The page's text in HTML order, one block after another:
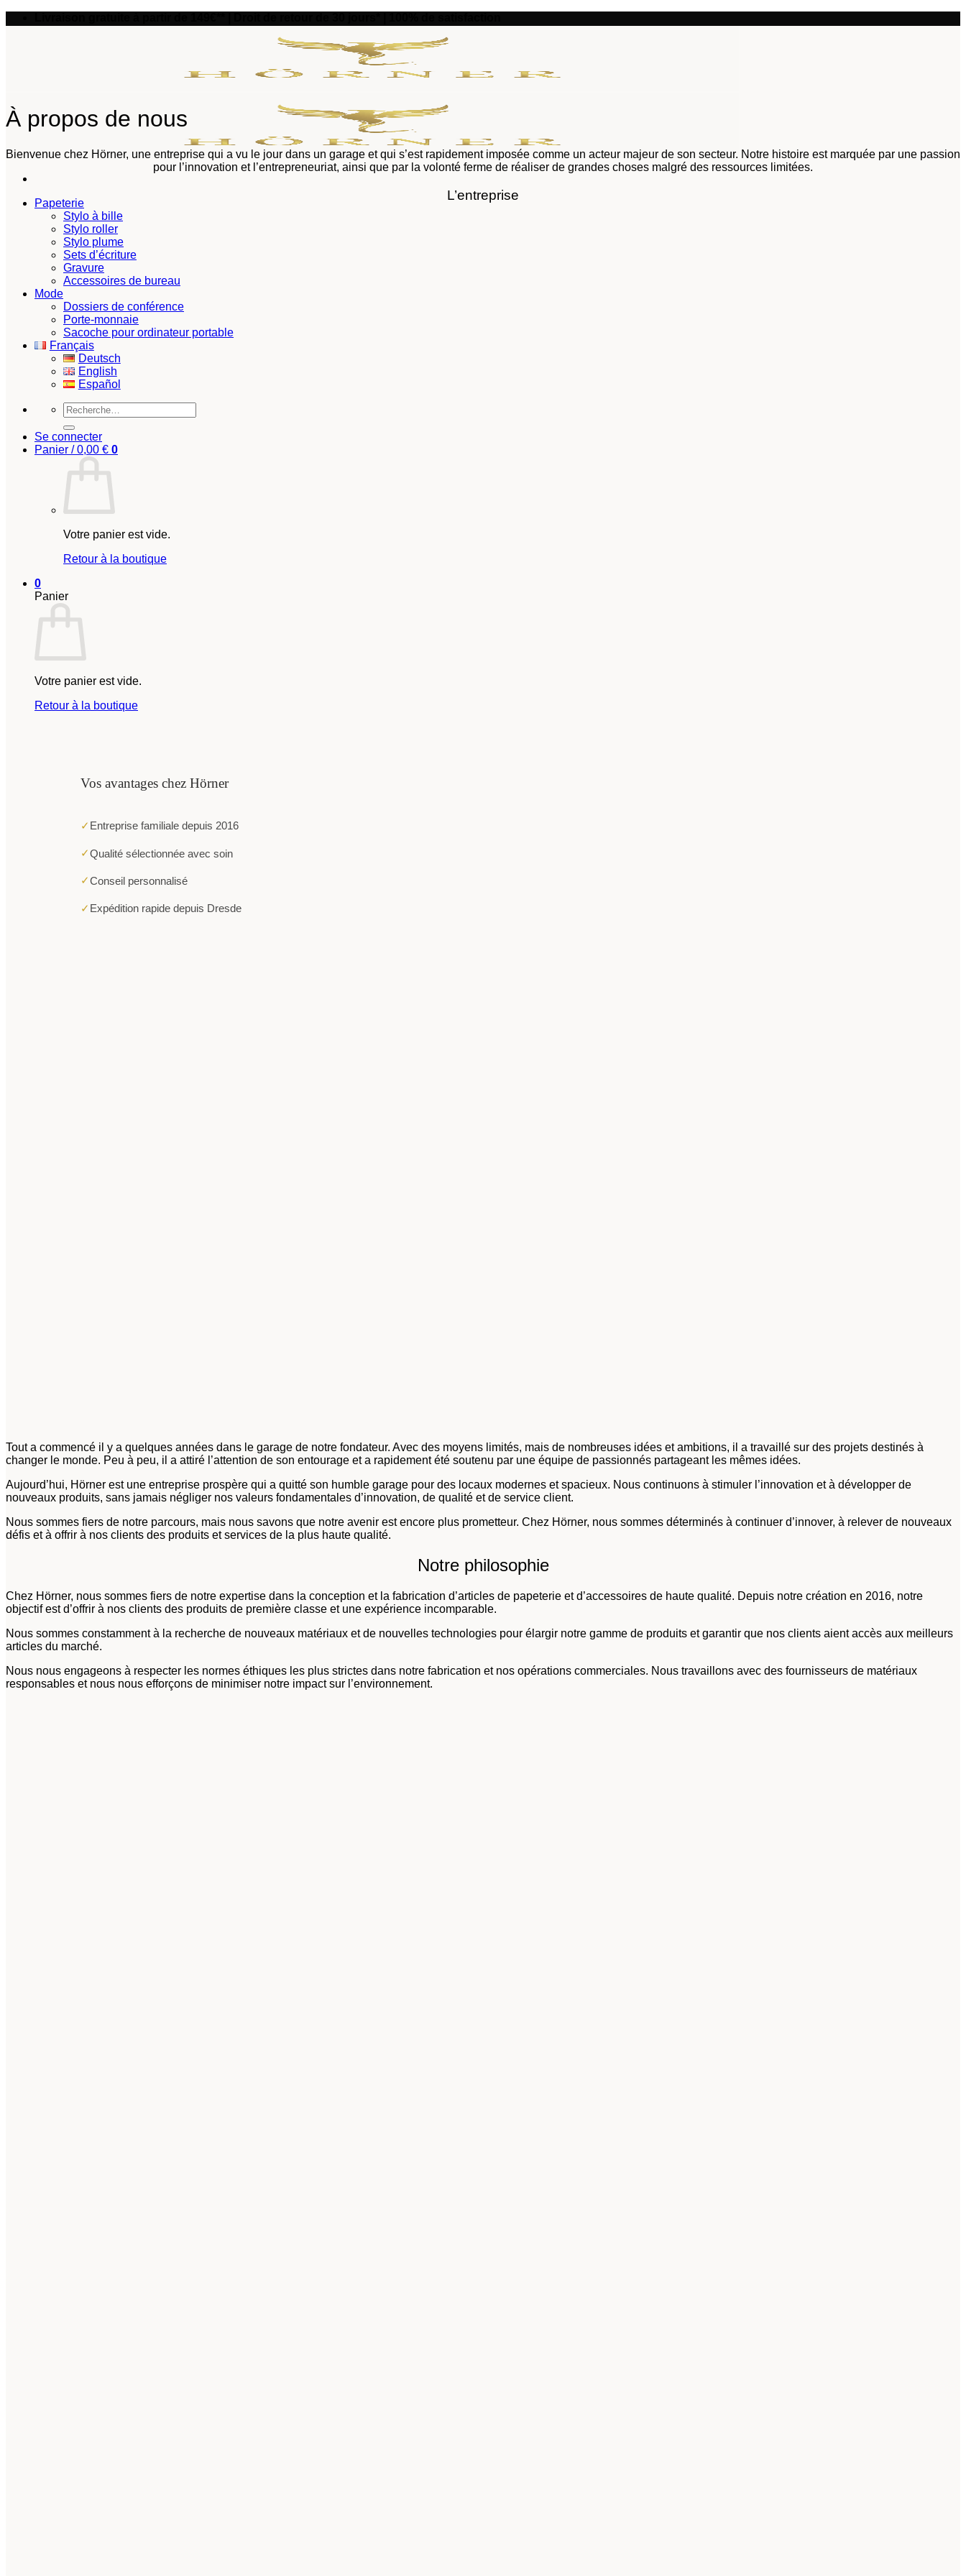
au
Papeterie
Stylo à bille
Stylo roller
Stylo plume
Sets d’écriture
Gravure
Accessoires de bureau
Mode
Dossiers de conférence
Porte-monnaie
Sacoche pour ordinateur portable
Français
Deutsch
English
Español
Recherche
pour :
Se connecter
Panier /0,00 € 0
Votre panier est vide.
Retour à la boutique
0
Panier
Votre panier est vide.
Retour à la boutique
Vos avantages chez Hörner
✓ Entreprise familiale depuis 2016
✓Qualité sélectionnée avec soin
✓Conseil personnalisé
✓ Expédition rapide depuis Dresde
À propos de nous
Bienvenue chez Hörner, une entreprise qui a vu le jour dans un garage et qui s’est rapidement imposée comme un acteur majeur de son secteur. Notre histoire est marquée par une passion
pour l’innovation et l’entrepreneuriat, ainsi que par la volonté ferme de réaliser de grandes choses malgré des ressources limitées.
L’entreprise
Tout a commencé il y a quelques années dans le garage de notre fondateur. Avec des moyens limités, mais de nombreuses idées et ambitions, il a travaillé sur des projets destinés à
changer le monde. Peu à peu, il a attiré l’attention de son entourage et a rapidement été soutenu par une équipe de passionnés partageant les mêmes idées.
Aujourd’hui, Hörner est une entreprise prospère qui a quitté son humble garage pour des locaux modernes et spacieux. Nous continuons à stimuler l’innovation et à développer de
nouveaux produits, sans jamais négliger nos valeurs fondamentales d’innovation, de qualité et de service client.
Nous sommes fiers de notre parcours, mais nous savons que notre avenir est encore plus prometteur. Chez Hörner, nous sommes déterminés à continuer d’innover, à relever de nouveaux
défis et à offrir à nos clients des produits et services de la plus haute qualité.
Notre philosophie
Chez Hörner, nous sommes fiers de notre expertise dans la conception et la fabrication d’articles de papeterie et d’accessoires de haute qualité. Depuis notre création en 2016, notre
objectif est d’offrir à nos clients des produits de première classe et une expérience incomparable.
Nous sommes constamment à la recherche de nouveaux matériaux et de nouvelles technologies pour élargir notre gamme de produits et garantir que nos clients aient accès aux meilleurs
articles du marché.
Nous nous engageons à respecter les normes éthiques les plus strictes dans notre fabrication et nos opérations commerciales. Nous travaillons avec des fournisseurs de matériaux
responsables et nous nous efforçons de minimiser notre impact sur l’environnement.